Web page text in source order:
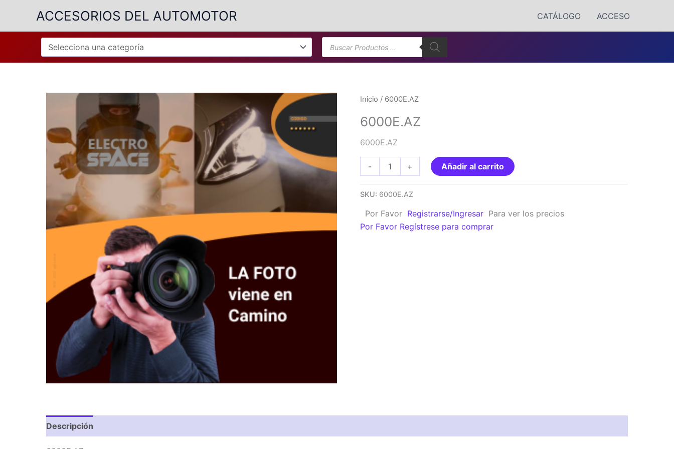
contenido
ACCESORIOS DEL AUTOMOTOR CATÁLOGO ACCESO
Búsqueda
de
productos
Inicio / 6000E.AZ
6000E.AZ
6000E.AZ
-
6000E.AZ
cantidad
+ Añadir al carrito
SKU: 6000E.AZ
Por Favor Registrarse/Ingresar Para ver los precios
Por Favor Regístrese para comprar
Descripción